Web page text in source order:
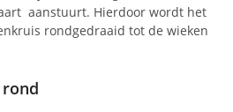
aanstuurt. Hierdoor wordt het
rondgedraaid tot de wieken
rond